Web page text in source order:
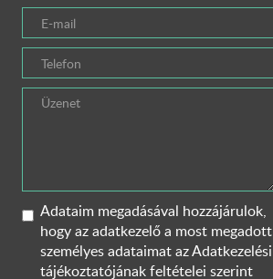
Adataim megadásával hozzájárulok,
hogy az adatkezelő a most megadott
személyes adataimat azAdatkezelési
tájékoztatójánakfeltételei szerint